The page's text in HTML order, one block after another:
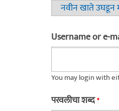
Primary
नवीन खाते उघडून
Username or e-
You may login with
परवलीचा शब्द*